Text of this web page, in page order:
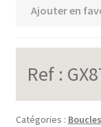
Ajouter en
Ref :
Catégories :